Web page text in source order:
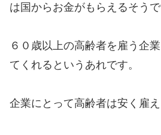
は国からお金がもらえるそうで
６０歳以上の高齢者を雇う企
てくれるというあれです。
企業にとって高齢者は安く雇